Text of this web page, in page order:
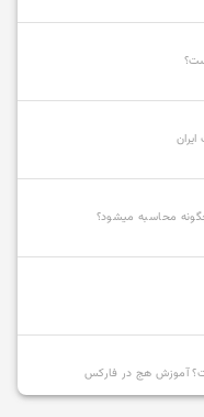
محاسبه میشود؟
آموزش هج در فارکس